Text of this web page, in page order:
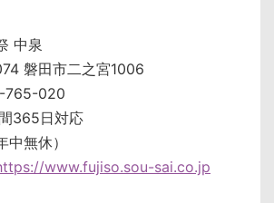
中泉
磐田市二之宮1006
765-020
365日対応
無休）
www.fujiso.sou-sai.co.jp